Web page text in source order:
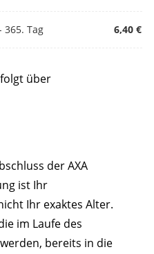
365. Tag 6,40 €
über
der AXA
ist Ihr
Ihr exaktes Alter.
im Laufe des
bereits in die